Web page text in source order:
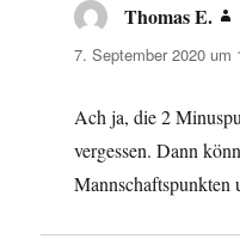
Thomas E.
7. September 2020 um
Ach ja, die 2
vergessen. Dann
Mannschaftspunkten